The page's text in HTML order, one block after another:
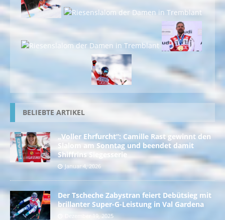
BELIEBTE ARTIKEL
„Voller Ehrfurcht“: Camille Rast gewinnt den
Slalom am Sonntag und beendet damit
Shiffrins Siegesserie
Januar 4, 2026
Der Tscheche Zabystran feiert Debütsieg mit
brillanter Super-G-Leistung in Val Gardena
Dezember 19, 2025